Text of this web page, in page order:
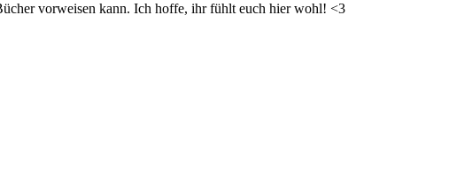
vorweisen kann. Ich hoffe, ihr fühlt euch hier wohl! <3